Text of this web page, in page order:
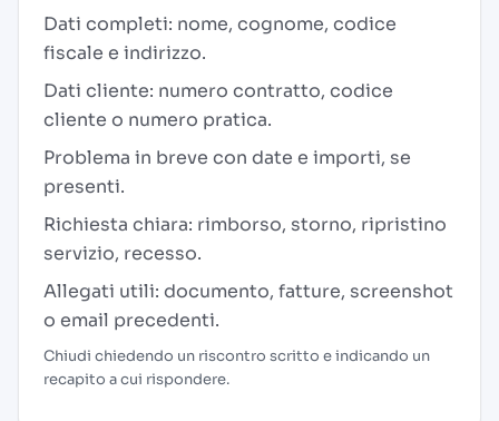
Dati completi: nome, cognome, codice
fiscale e indirizzo.
Dati cliente: numero contratto, codice
cliente o numero pratica.
Problema in breve con date e importi, se
presenti.
Richiesta chiara: rimborso, storno, ripristino
servizio, recesso.
Allegati utili: documento, fatture, screenshot
o email precedenti.
Chiudi chiedendo un riscontro scritto e indicando un
recapito a cui rispondere.